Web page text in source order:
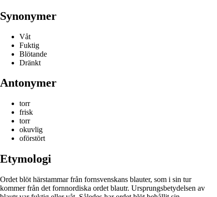
Synonymer
Våt
Fuktig
Blötande
Dränkt
Antonymer
torr
frisk
torr
okuvlig
oförstört
Etymologi
Ordet blöt härstammar från fornsvenskans blauter, som i sin tur
kommer från det fornnordiska ordet blautr. Ursprungsbetydelsen av